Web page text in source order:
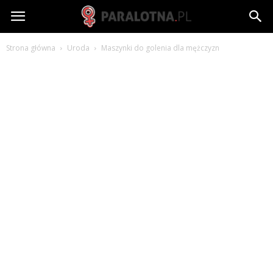
paralotna.pl
Strona główna Uroda Maszynki do golenia dla mężczyzn